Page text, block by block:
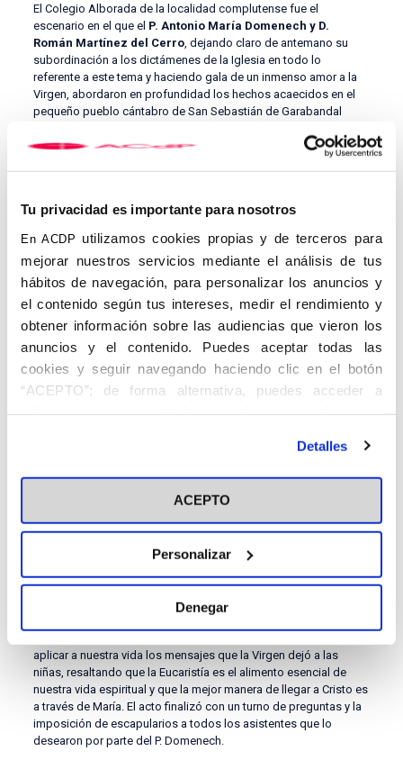
Tu privacidad es importante para nosotros
En ACDP utilizamos cookies propias y de terceros para
mejorar nuestros servicios mediante el análisis de tus
hábitos de navegación, para personalizar los anuncios y
el contenido según tus intereses, medir el rendimiento y
obtener información sobre las audiencias que vieron los
anuncios y el contenido. Puedes aceptar todas las
cookies y seguir navegando haciendo clic en el botón
“ACEPTO”; de forma alternativa, puedes acceder a
información más detallada y cambiar tus preferencias
en el botón "Personalizar". Para más información puedes
visitar nuestra Política de Cookies
Detalles
ACEPTO
Personalizar
Denegar
El Colegio Alborada de la localidad complutense fue el
escenario en el que el P. Antonio María Domenech y D.
Román Martínez del Cerro, dejando claro de antemano su
subordinación a los dictámenes de la Iglesia en todo lo
referente a este tema y haciendo gala de un inmenso amor a la
Virgen, abordaron en profundidad los hechos acaecidos en el
pequeño pueblo cántabro de San Sebastián de Garabandal
Garabandal, antes de que sea
tarde, estuvo dividida en tres partes. En una primera, el P.
y el momento en el que tuvieron lugar, así como el perfil de las
con la Virgen.
de las apariciones, ofreció su testimonio, fruto de su vivencia
personal durante los once días que estuvo en Garabandal en el
verano de 1962, en los que presenció catorce éxtasis de las
aplicar a nuestra vida los mensajes que la Virgen dejó a las
niñas, resaltando que la Eucaristía es el alimento esencial de
nuestra vida espiritual y que la mejor manera de llegar a Cristo es
a través de María. El acto finalizó con un turno de preguntas y la
imposición de escapularios a todos los asistentes que lo
desearon por parte del P. Domenech.